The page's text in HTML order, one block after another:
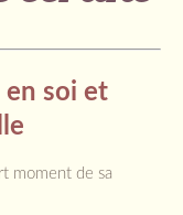
soi et
moment de sa